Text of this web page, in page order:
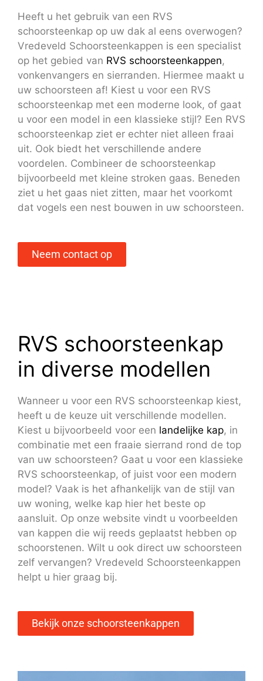
Heeft u het gebruik van een RVS
schoorsteenkap op uw dak al eens overwogen?
Vredeveld Schoorsteenkappen is een specialist
op het gebied van RVS schoorsteenkappen,
vonkenvangers en sierranden. Hiermee maakt u
uw schoorsteen af! Kiest u voor een RVS
schoorsteenkap met een moderne look, of gaat
u voor een model in een klassieke stijl? Een RVS
schoorsteenkap ziet er echter niet alleen fraai
uit. Ook biedt het verschillende andere
voordelen. Combineer de schoorsteenkap
bijvoorbeeld met kleine stroken gaas. Beneden
ziet u het gaas niet zitten, maar het voorkomt
dat vogels een nest bouwen in uw schoorsteen.
Neem contact op
RVS schoorsteenkap
in diverse modellen
Wanneer u voor een RVS schoorsteenkap kiest,
heeft u de keuze uit verschillende modellen.
Kiest u bijvoorbeeld voor een landelijke kap, in
combinatie met een fraaie sierrand rond de top
van uw schoorsteen? Gaat u voor een klassieke
RVS schoorsteenkap, of juist voor een modern
model? Vaak is het afhankelijk van de stijl van
uw woning, welke kap hier het beste op
aansluit. Op onze website vindt u voorbeelden
van kappen die wij reeds geplaatst hebben op
schoorstenen. Wilt u ook direct uw schoorsteen
zelf vervangen? Vredeveld Schoorsteenkappen
helpt u hier graag bij.
Bekijk onze schoorsteenkappen